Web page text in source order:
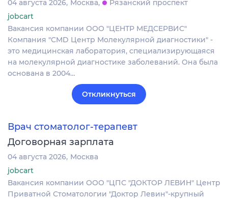
04 августа 2026 Москва
Рязанский проспект
jobcart
Вакансия компании ООО "ЦЕНТР МЕДСЕРВИС"
Компания "CMD Центр Молекулярной диагностики" -
это медицинская лаборатория, специализирующаяся
на молекулярной диагностике заболеваний. Она была
основана в 2004…
Откликнуться
Врач стоматолог-терапевт
Договорная зарплата
04 августа 2026 Москва
jobcart
Вакансия компании ООО "ЦПС "ДОКТОР ЛЕВИН" Центр
Приватной Стоматологии "Доктор Левин"-крупный